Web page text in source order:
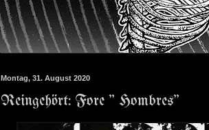
Montag, 31. August 2020
Reingehört: Fore " Hombres"